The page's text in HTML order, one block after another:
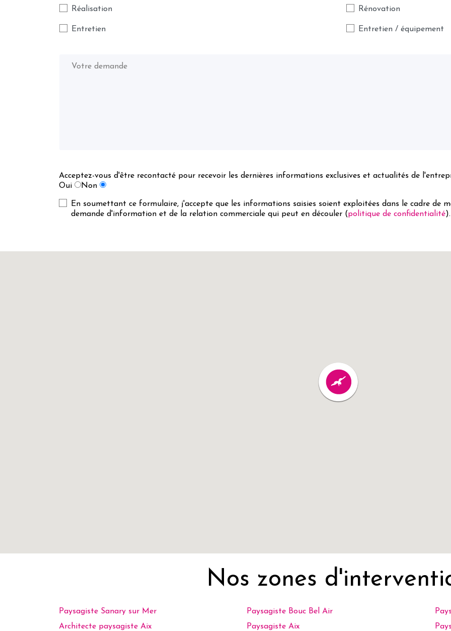
Réalisation
Entretien
Rénovation
Entretien / équipement
Acceptez-vous d'être recontacté pour recevoir les dernières informations exclusives et actualités de
Oui
Non
En soumettant ce formulaire, j'accepte que les informations saisies soient exploitées dans le cadre de
demande d'information et de la relation commerciale qui peut en découler (politique de confidentialité).
Nos zones
Paysagiste Sanary sur Mer Paysagiste Bouc Bel Air
Architecte paysagiste Aix
Paysagiste Aix